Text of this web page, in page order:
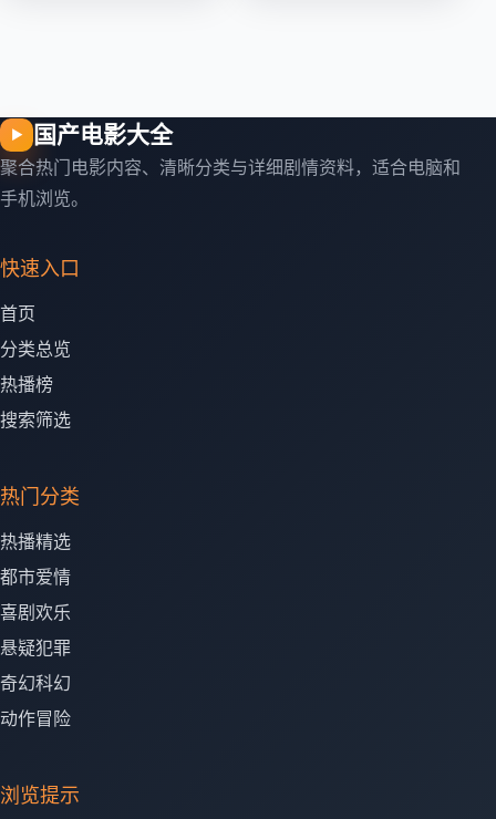
▶ 国产电影大全
聚合热门电影内容、清晰分类与详细剧情资料，适合电脑和
手机浏览。
快速入口
首页
分类总览
热播榜
搜索筛选
热门分类
热播精选
都市爱情
喜剧欢乐
悬疑犯罪
奇幻科幻
动作冒险
浏览提示